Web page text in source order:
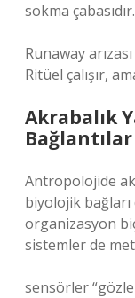
sokma çabasıdır.
Runaway
Ritüel çalışır,
Akrabalık
Bağlantılar
Antropolojide
biyolojik bağları
organizasyon
sistemler de
sensörler